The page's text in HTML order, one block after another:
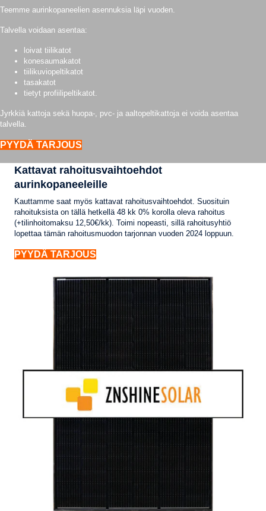
Teemme aurinkopaneelien asennuksia läpi vuoden.
Talvella voidaan asentaa:
loivat tiilikatot
konesaumakatot
tiilikuviopeltikatot
tasakatot
tietyt profiilipeltikatot.
Jyrkkiä kattoja sekä huopa-, pvc- ja aaltopeltikattoja ei voida asentaa
talvella.
PYYDÄ TARJOUS
Kattavat rahoitusvaihtoehdot
aurinkopaneeleille
Kauttamme saat myös kattavat rahoitusvaihtoehdot. Suosituin
rahoituksista on tällä hetkellä 48 kk 0% korolla oleva rahoitus
(+tilinhoitomaksu 12,50€/kk). Toimi nopeasti, sillä rahoitusyhtiö
lopettaa tämän rahoitusmuodon tarjonnan vuoden 2024 loppuun.
PYYDÄ TARJOUS